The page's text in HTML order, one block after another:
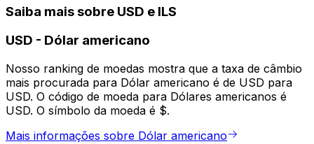
Saiba mais sobre USD e ILS
USD - Dólar americano
Nosso ranking de moedas mostra que a taxa de câmbio
mais procurada para Dólar americano é de USD para
USD. O código de moeda para Dólares americanos é
USD. O símbolo da moeda é $.
Mais informações sobre Dólar americano